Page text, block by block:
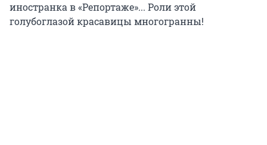
иностранка в «Репортаже»... Роли этой
голубоглазой красавицы многогранны!